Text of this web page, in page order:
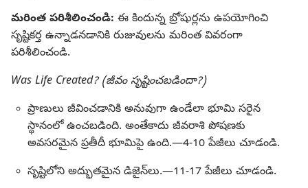
మరింత పరిశీలించండి: ఈ కిందున్న బ్రోషుర్లను ఉపయోగించి
సృష్టికర్త ఉన్నాడనడానికి రుజువులను మరింత వివరంగా
పరిశీలించండి.
Was Life Created? (జీవం సృష్టించబడిందా?)
ప్రాణులు జీవించడానికి అనువుగా ఉండేలా భూమి సరైన
స్థానంలో ఉంచబడింది. అంతేకాదు జీవరాశి పోషణకు
అవసరమైన ప్రతీదీ భూమిపై ఉంది.—4-10 పేజీలు చూడండి.
సృష్టిలోని అద్భుతమైన డిజైన్‌లు.—11-17 పేజీలు చూడండి.